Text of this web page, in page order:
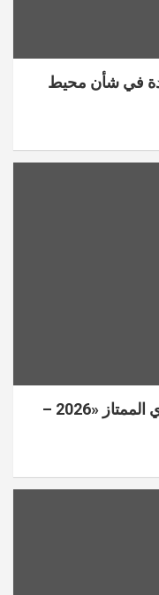
في شأن محيط
«اتحاد القدم»: سحب قرعة الدوري الممتاز «2026 –